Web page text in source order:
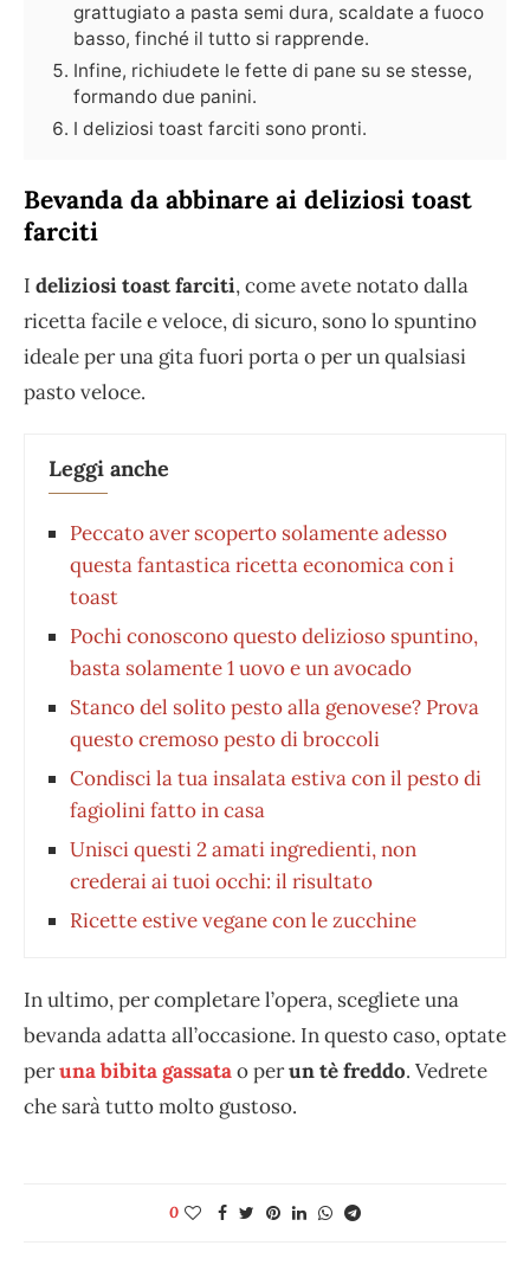
grattugiato a pasta semi dura, scaldate a fuoco
basso, finché il tutto si rapprende.
Infine, richiudete le fette di pane su se stesse,
formando due panini.
I deliziosi toast farciti sono pronti.
Bevanda da abbinare ai deliziosi toast
farciti
I deliziosi toast farciti, come avete notato dalla
ricetta facile e veloce, di sicuro, sono lo spuntino
ideale per una gita fuori porta o per un qualsiasi
pasto veloce.
Leggi anche
Peccato aver scoperto solamente adesso
questa fantastica ricetta economica con i
toast
Pochi conoscono questo delizioso spuntino,
basta solamente 1 uovo e un avocado
Stanco del solito pesto alla genovese? Prova
questo cremoso pesto di broccoli
Condisci la tua insalata estiva con il pesto di
fagiolini fatto in casa
Unisci questi 2 amati ingredienti, non
crederai ai tuoi occhi: il risultato
Ricette estive vegane con le zucchine
In ultimo, per completare l’opera, scegliete una
bevanda adatta all’occasione. In questo caso, optate
peruna bibita gassatao perun tè freddo. Vedrete
che sarà tutto molto gustoso.
0